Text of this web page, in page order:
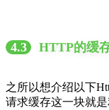
4.3 HTTP的缓
之所以想介绍以下
请求缓存这一块就